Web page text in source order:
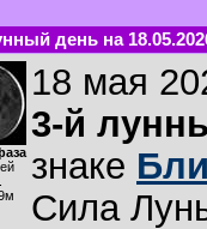
день на
18 мая
3-й
знаке
Сила